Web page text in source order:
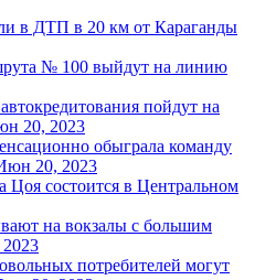
в ДТП в 20 км от Караганды
№ 100 выйдут на линию
пойдут на
20, 2023
обыграла команду
20, 2023
Цоя состоится в Центральном
на вокзалы с большим
потребителей могут